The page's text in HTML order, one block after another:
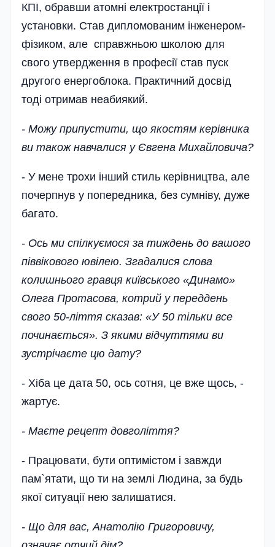
КПІ, обравши атомні електростанції і
установки. Став дипломованим інженером-
фізиком, але справжньою школою для
свого утвердження в професії став пуск
другого енергоблока. Практичний досвід
тоді отримав неабиякий.
- Можу припустити, що якостям керівника
ви також навчалися у Євгена Михайловича?
- У мене трохи інший стиль кері­вництва, але
почерпнув у попередника, без сумніву, дуже
багато.
- Ось ми спілкуємося за тиждень до вашого
піввікового ювілею. Згадалися слова
колишнього гравця київського «Динамо»
Олега Протасова, котрий у переддень
свого 50-ліття сказав: «У 50 тільки все
починається». З якими відчуттями ви
зустрічаєте цю дату?
- Хіба це дата 50, ось сотня, це вже щось, -
жартує.
- Маєте рецепт довголіття?
- Працювати, бути оптимістом і завжди
пам`ятати, що ти на землі Людина, за будь
якої ситуації нею залишатися.
- Що для вас, Анатолію Григоровичу,